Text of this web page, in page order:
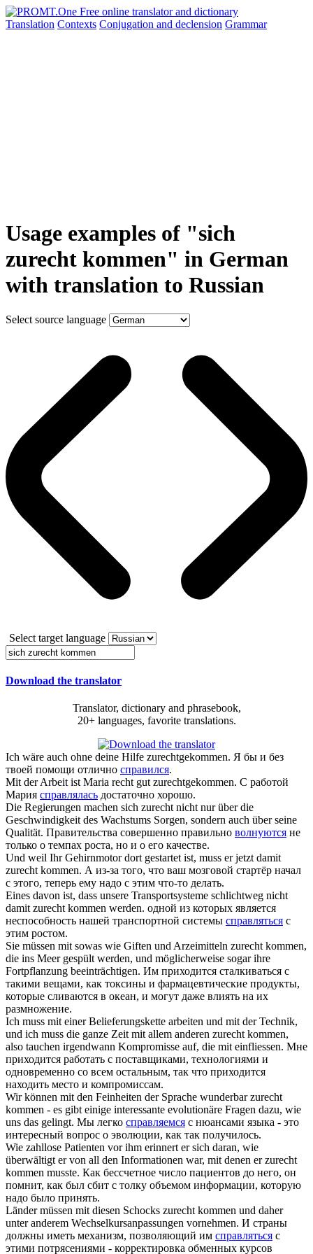
Translation Contexts Conjugation and declension Grammar
Usage examples of "sich
zurecht kommen" in German
with translation to Russian
Select source language
Select target language
Download the translator
Translator, dictionary and phrasebook,
20+ languages, favorite translations.
Ich wäre auch ohne deine Hilfe zurechtgekommen. Я бы и без
твоей помощи отлично справился.
Mit der Arbeit ist Maria recht gutzurechtgekommen. С работой
Мария справлялась достаточно хорошо.
Die Regierungen machen sich zurechtnicht nur über die
Geschwindigkeit des Wachstums Sorgen, sondern auch über seine
Qualität. Правительства совершенно правильно волнуются не
только о темпах роста, но и о его качестве.
Und weil Ihr Gehirnmotor dort gestartet ist, muss er jetzt damit
zurecht kommen. А из-за того, что ваш мозговой стартёр начал
с этого, теперь ему надо с этим что-то делать.
Eines davon ist, dass unsere Transportsysteme schlichtweg nicht
damitzurecht kommen werden. одной из которых является
неспособность нашей транспортной системы справляться с
этим ростом.
Sie müssen mit sowas wie Giften und Arzeimitteln zurecht kommen,
die ins Meer gespült werden, und möglicherweise sogar ihre
Fortpflanzung beeinträchtigen. Им приходится сталкиваться с
такими вещами, как токсины и фармацевтические продукты,
которые сливаются в океан, и могут даже влиять на их
размножение.
Ich muss mit einer Belieferungskette arbeiten und mit der Technik,
und ich muss die ganze Zeit mit allem anderen zurecht kommen,
also tauchen irgendwann Kompromisse auf, die mit einfliessen. Мне
приходится работать с поставщиками, технологиями и
одновременно со всем остальным, так что приходится
находить место и компромиссам.
Wir können mit den Feinheiten der Sprache wunderbarzurecht
kommen - es gibt einige interessante evolutionäre Fragen dazu, wie
uns das gelingt. Мы легко справляемся с нюансами языка - это
интересный вопрос о эволюции, как так получилось.
Wie zahllose Patienten vor ihm erinnert er sich daran, wie
überwältigt er von all den Informationen war, mit denen erzurecht
kommen musste. Как бессчетное число пациентов до него, он
помнит, как был сбит с толку объемом информации, которую
надо было принять.
Länder müssen mit diesen Schocks zurecht kommen und daher
unter anderem Wechselkursanpassungen vornehmen. И страны
должны иметь механизм, позволяющий им справляться с
этими потрясениями - корректировка обменных курсов